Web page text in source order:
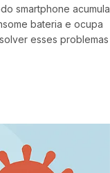
smartphone acumula
bateria e ocupa
esses problemas